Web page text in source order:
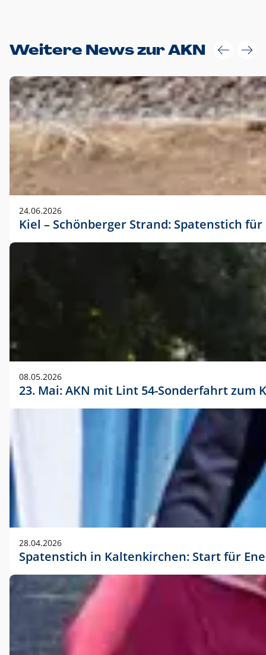
Weitere News zur AKN
24.06.2026
Kiel – Schönberger Strand: Spatenstich
08.05.2026
23. Mai: AKN mit Lint 54-Sonderfahrt
28.04.2026
Spatenstich in Kaltenkirchen: Start für